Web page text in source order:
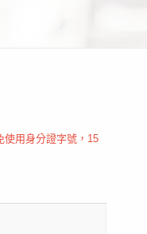
使用身分證字號，15